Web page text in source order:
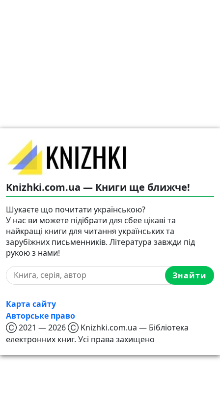
Knizhki.com.ua — Книги ще ближче!
Шукаєте що почитати українською?
У нас ви можете підібрати для сбее цікаві та
найкращі книги для читання українських та
зарубіжних письменників. Література завжди під
рукою з нами!
Знайти
Карта сайту
Авторське право
Ⓒ 2021 — 2026 Ⓒ Knizhki.com.ua — Бібліотека
електронних книг. Усі права захищено